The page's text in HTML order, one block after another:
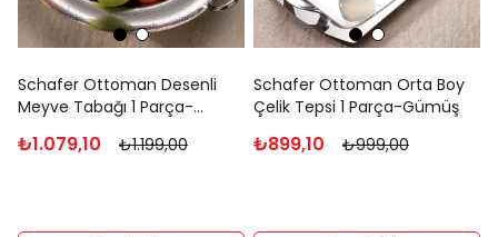
Schafer Ottoman Desenli
Meyve Tabağı 1 Parça-
₺1.079,10 ₺1.199,00
Schafer Ottoman Orta Boy
Çelik Tepsi 1 Parça-Gümüş
₺899,10 ₺999,00